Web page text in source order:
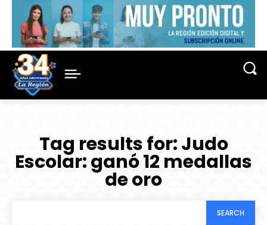
Tag results for:Judo
Escolar: ganó 12 medallas
de oro
SEARCH